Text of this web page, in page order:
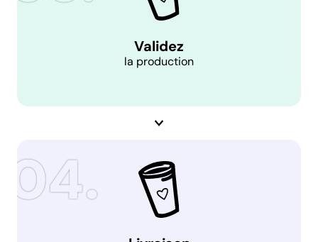
Validez
la production